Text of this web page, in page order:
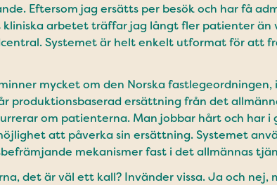
Eftersom jag ersätts per besök och har få
arbetet träffar jag långt fler patienter än
Systemet är helt enkelt utformat för att
mycket om den Norska fastlegeordningen,
produktionsbaserad ersättning från det
om patienterna. Man jobbar hårt och har i
att påverka sin ersättning. Systemet
mekanismer fast i det allmännas
det är väl ett kall? Invänder vissa. Ja och nej,